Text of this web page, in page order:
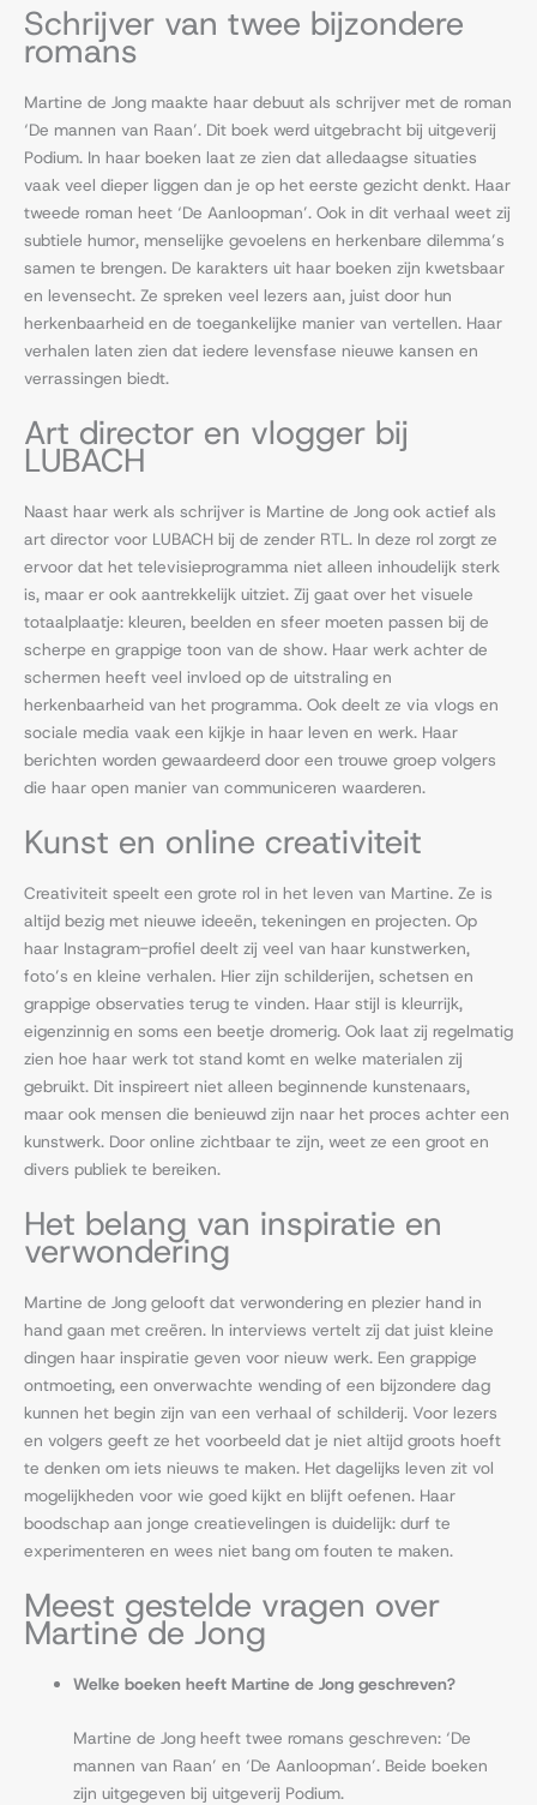
Schrijver van twee bijzondere
romans
Martine de Jong maakte haar debuut als schrijver met de roman
‘De mannen van Raan’. Dit boek werd uitgebracht bij uitgeverij
Podium. In haar boeken laat ze zien dat alledaagse situaties
vaak veel dieper liggen dan je op het eerste gezicht denkt. Haar
tweede roman heet ‘De Aanloopman’. Ook in dit verhaal weet zij
subtiele humor, menselijke gevoelens en herkenbare dilemma’s
samen te brengen. De karakters uit haar boeken zijn kwetsbaar
en levensecht. Ze spreken veel lezers aan, juist door hun
herkenbaarheid en de toegankelijke manier van vertellen. Haar
verhalen laten zien dat iedere levensfase nieuwe kansen en
verrassingen biedt.
Art director en vlogger bij
LUBACH
Naast haar werk als schrijver is Martine de Jong ook actief als
art director voor LUBACH bij de zender RTL. In deze rol zorgt ze
ervoor dat het televisieprogramma niet alleen inhoudelijk sterk
is, maar er ook aantrekkelijk uitziet. Zij gaat over het visuele
totaalplaatje: kleuren, beelden en sfeer moeten passen bij de
scherpe en grappige toon van de show. Haar werk achter de
schermen heeft veel invloed op de uitstraling en
herkenbaarheid van het programma. Ook deelt ze via vlogs en
sociale media vaak een kijkje in haar leven en werk. Haar
berichten worden gewaardeerd door een trouwe groep volgers
die haar open manier van communiceren waarderen.
Kunst en online creativiteit
Creativiteit speelt een grote rol in het leven van Martine. Ze is
altijd bezig met nieuwe ideeën, tekeningen en projecten. Op
haar Instagram-profiel deelt zij veel van haar kunstwerken,
foto’s en kleine verhalen. Hier zijn schilderijen, schetsen en
grappige observaties terug te vinden. Haar stijl is kleurrijk,
eigenzinnig en soms een beetje dromerig. Ook laat zij regelmatig
zien hoe haar werk tot stand komt en welke materialen zij
gebruikt. Dit inspireert niet alleen beginnende kunstenaars,
maar ook mensen die benieuwd zijn naar het proces achter een
kunstwerk. Door online zichtbaar te zijn, weet ze een groot en
divers publiek te bereiken.
Het belang van inspiratie en
verwondering
Martine de Jong gelooft dat verwondering en plezier hand in
hand gaan met creëren. In interviews vertelt zij dat juist kleine
dingen haar inspiratie geven voor nieuw werk. Een grappige
ontmoeting, een onverwachte wending of een bijzondere dag
kunnen het begin zijn van een verhaal of schilderij. Voor lezers
en volgers geeft ze het voorbeeld dat je niet altijd groots hoeft
te denken om iets nieuws te maken. Het dagelijks leven zit vol
mogelijkheden voor wie goed kijkt en blijft oefenen. Haar
boodschap aan jonge creatievelingen is duidelijk: durf te
experimenteren en wees niet bang om fouten te maken.
Meest gestelde vragen over
Martine de Jong
Welke boeken heeft Martine de Jong geschreven?
Martine de Jong heeft twee romans geschreven: ‘De
mannen van Raan’ en ‘De Aanloopman’. Beide boeken
zijn uitgegeven bij uitgeverij Podium.